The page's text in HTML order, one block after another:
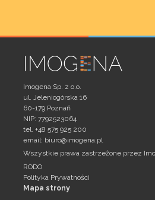
Imogena Sp. z o.o.
ul. Jeleniogórska 16
60-179 Poznań
NIP: 7792523064
tel. +48 575 925 200
email: biuro@imogena.pl
Wszystkie prawa zastrzeżone przez
RODO
Polityka Prywatności
Mapa strony